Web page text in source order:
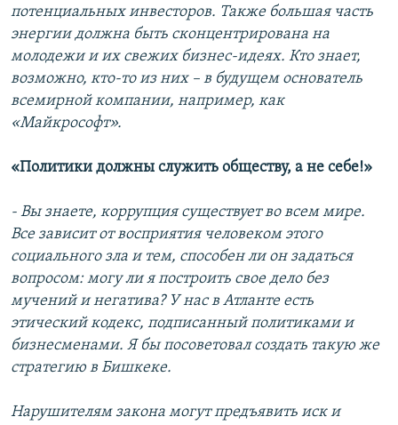
потенциальных инвесторов. Также большая часть
энергии должна быть сконцентрирована на
молодежи и их свежих бизнес-идеях. Кто знает,
возможно, кто-то из них – в будущем основатель
всемирной компании, например, как
«Майкрософт».
«Политики должны служить обществу, а не себе!»
- Вы знаете, коррупция существует во всем мире.
Все зависит от восприятия человеком этого
социального зла и тем, способен ли он задаться
вопросом: могу ли я построить свое дело без
мучений и негатива? У нас в Атланте есть
этический кодекс, подписанный политиками и
бизнесменами. Я бы посоветовал создать такую же
стратегию в Бишкеке.
Нарушителям закона могут предъявить иск и